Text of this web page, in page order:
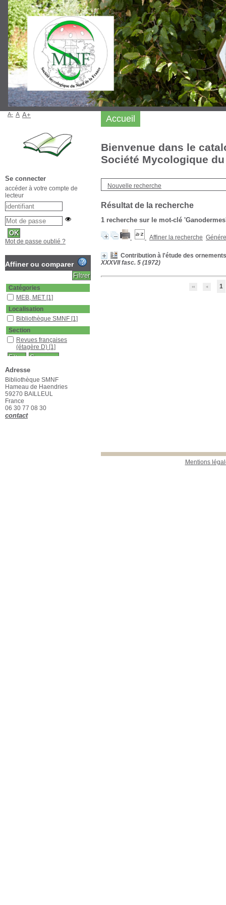
Bienvenue dans le
Société Mycologique
Nouvelle recherche
Résultat de la recherche
1 recherche sur le mot-clé
Affiner la recherche
Contribution à l'étude des
XXXVII fasc. 5 (1972)
1
Mentions
Accueil
A- A A+
Se connecter
accéder à votre compte de
lecteur
Mot de passe oublié ?
Affiner ou comparer
Catégories
MEB, MET [1]
Localisation
Bibliothèque SMNF [1]
Section
Revues françaises
(étagère D) [1]
Adresse
Bibliothèque SMNF
Hameau de Haendries
59270 BAILLEUL
France
06 30 77 08 30
contact